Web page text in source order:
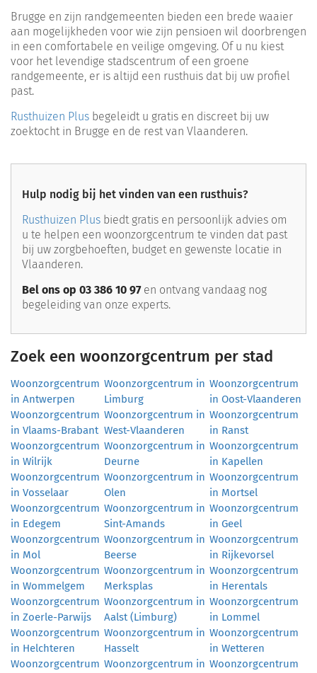
Brugge en zijn randgemeenten bieden een brede waaier
aan mogelijkheden voor wie zijn pensioen wil doorbrengen
in een comfortabele en veilige omgeving. Of u nu kiest
voor het levendige stadscentrum of een groene
randgemeente, er is altijd een rusthuis dat bij uw profiel
past.
Rusthuizen Plus begeleidt u gratis en discreet bij uw
zoektocht in Brugge en de rest van Vlaanderen.
Hulp nodig bij het vinden van een rusthuis?
Rusthuizen Plus biedt gratis en persoonlijk advies om
u te helpen een woonzorgcentrum te vinden dat past
bij uw zorgbehoeften, budget en gewenste locatie in
Vlaanderen.
Bel ons op 03 386 10 97en ontvang vandaag nog
begeleiding van onze experts.
Zoek een woonzorgcentrum per stad
Woonzorgcentrum
in Antwerpen
Woonzorgcentrum in
Limburg
Woonzorgcentrum
in Oost-Vlaanderen
Woonzorgcentrum
in Vlaams-Brabant
Woonzorgcentrum in
West-Vlaanderen
Woonzorgcentrum
in Ranst
Woonzorgcentrum
in Wilrijk
Woonzorgcentrum in
Deurne
Woonzorgcentrum
in Kapellen
Woonzorgcentrum
in Vosselaar
Woonzorgcentrum in
Olen
Woonzorgcentrum
in Mortsel
Woonzorgcentrum
in Edegem
Woonzorgcentrum in
Sint-Amands
Woonzorgcentrum
in Geel
Woonzorgcentrum
in Mol
Woonzorgcentrum in
Beerse
Woonzorgcentrum
in Rijkevorsel
Woonzorgcentrum
in Wommelgem
Woonzorgcentrum in
Merksplas
Woonzorgcentrum
in Herentals
Woonzorgcentrum
in Zoerle-Parwijs
Woonzorgcentrum in
Aalst (Limburg)
Woonzorgcentrum
in Lommel
Woonzorgcentrum
in Helchteren
Woonzorgcentrum in
Hasselt
Woonzorgcentrum
in Wetteren
Woonzorgcentrum Woonzorgcentrum in Woonzorgcentrum